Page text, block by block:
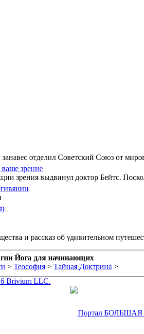
отделил Советский Союз от
зрение
зрения выдвинул доктор Бейтс.
и рассказ об удивительном
Йога для начинающих
> Теософия > Тайная Доктрина >
Brivium LLC.